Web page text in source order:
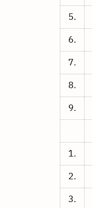
5.
6.
7.
8.
9.
1.
2.
3.